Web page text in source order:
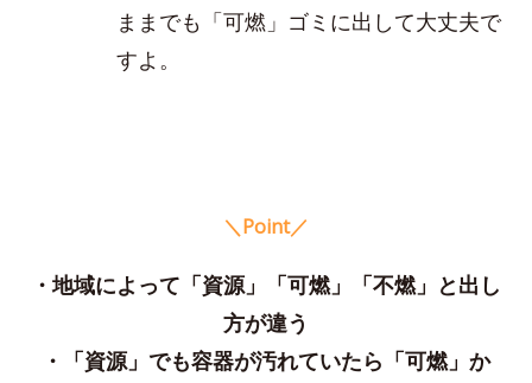
ままでも「可燃」ゴミに出して大丈夫で
すよ。
＼Point／
・地域によって「資源」「可燃」「不燃」と出し
方が違う
・「資源」でも容器が汚れていたら「可燃」か